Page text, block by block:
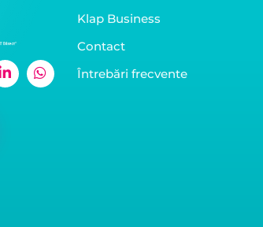
Klap Business
Contact
Întrebări frecvente